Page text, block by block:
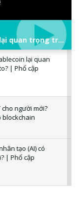
Stablecoin là gì? Tại sao stablecoin lại quan trọng trong thị trường crypto? | Phổ cập Blockchain
lại quan
| Phổ cập
cho người mới?
blockchain
tạo (AI) có
| Phổ cập